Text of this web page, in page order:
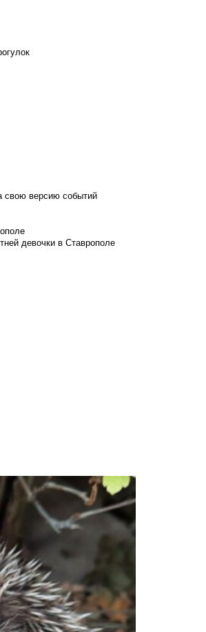
свою версию событий
девочки в Ставрополе